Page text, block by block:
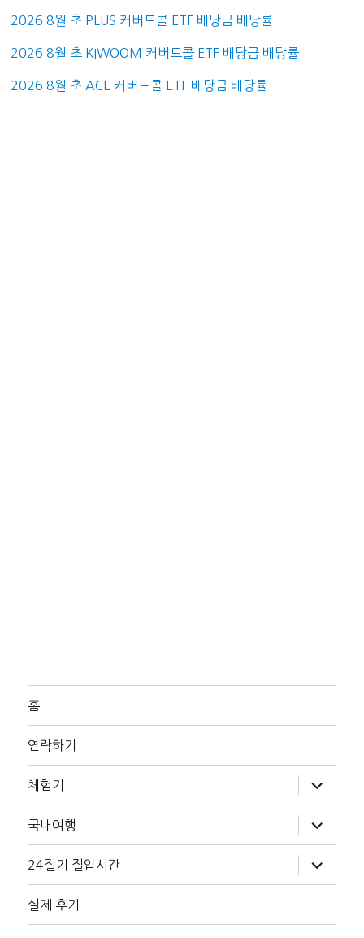
2026 8월 초 PLUS 커버드콜 ETF 배당금 배당률
2026 8월 초 KIWOOM 커버드콜 ETF 배당금 배당률
2026 8월 초 ACE 커버드콜 ETF 배당금 배당률
홈
연락하기
체험기
위
메
확
장
국내여행
위
메
확
장
24절기 절입시간
위
메
장
실제 후기